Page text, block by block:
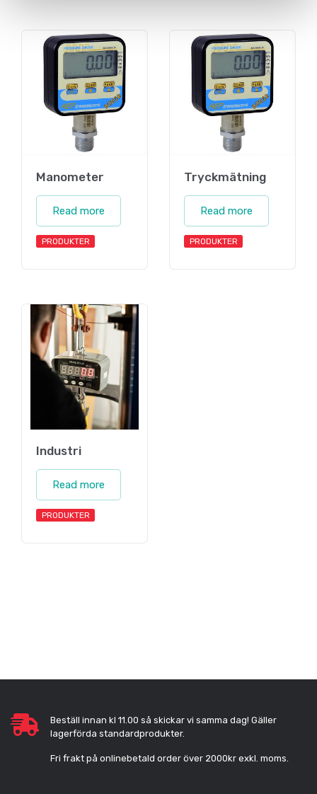
Manometer
Read more
PRODUKTER
Tryckmätning
Read more
PRODUKTER
Industri
Read more
PRODUKTER
Beställ innan kl 11.00 så skickar vi samma dag! Gäller
lagerförda standardprodukter.
Fri frakt på onlinebetald order över 2000kr exkl. moms.